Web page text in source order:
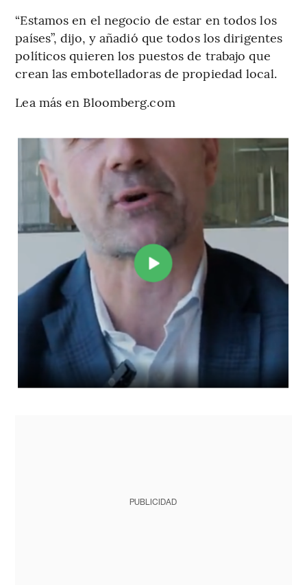
“Estamos en el negocio de estar en todos los
países”, dijo, y añadió que todos los dirigentes
políticos quieren los puestos de trabajo que
crean las embotelladoras de propiedad local.
Lea más en Bloomberg.com
PUBLICIDAD